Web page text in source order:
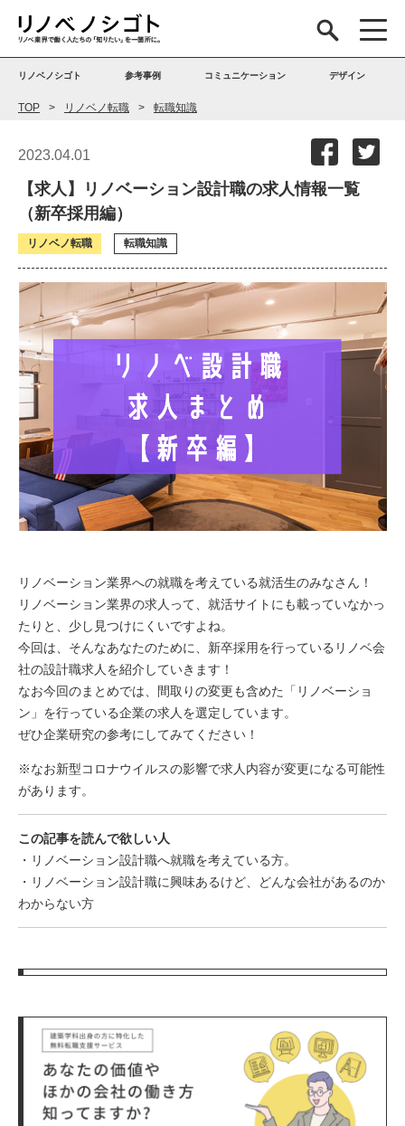
リノベノシゴト 参考事例 コミュニケーション デザイン
TOP リノベノ転職 転職知識
2023.04.01
【求人】リノベーション設計職の求人情報一覧
（新卒採用編）
リノベノ転職 転職知識
リノベーション業界への就職を考えている就活生のみなさん！
リノベーション業界の求人って、就活サイトにも載っていなかっ
たりと、少し見つけにくいですよね。
今回は、そんなあなたのために、新卒採用を行っているリノベ会
社の設計職求人を紹介していきます！
なお今回のまとめでは、間取りの変更も含めた「リノベーショ
ン」を行っている企業の求人を選定しています。
ぜひ企業研究の参考にしてみてください！
※なお新型コロナウイルスの影響で求人内容が変更になる可能性
があります。
この記事を読んで欲しい人
・リノベーション設計職へ就職を考えている方。
・リノベーション設計職に興味あるけど、どんな会社があるのか
わからない方